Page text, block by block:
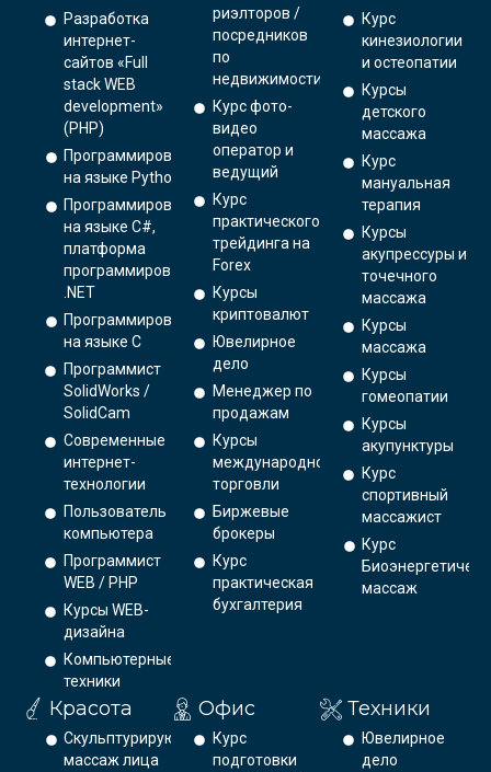
Разработка
интернет-
сайтов «Full
stack WEB
development»
(PHP)
Программирование
на языке Python.
Программирование
на языке C#,
платформа
программирования
.NET
Программирование
на языке С
Программист
SolidWorks /
SolidCam
Современные
интернет-
технологии
Пользователь
компьютера
Программист
WEB / PHP
Курсы WEB-
дизайна
Компьютерные
техники
риэлторов /
посредников
по
недвижимости
Курс фото-
видео
оператор и
ведущий
Курс
практического
трейдинга на
Forex
Курсы
криптовалют
Ювелирное
дело
Менеджер по
продажам
Курсы
международной
торговли
Биржевые
брокеры
Курс
практическая
бухгалтерия
Курс
кинезиологии
и остеопатии
Курсы
детского
массажа
Курс
мануальная
терапия
Курсы
акупрессуры и
точечного
массажа
Курсы
массажа
Курсы
гомеопатии
Курсы
акупунктуры
Курс
спортивный
массажист
Курс
массаж
Красота
Скульптурирующий
массаж лица
Офис
Курс
подготовки
Техники
Ювелирное
дело